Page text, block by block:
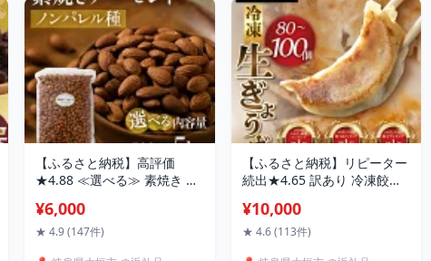
【ふるさと納税】高評価
★4.88 ≪選べる≫ 素焼き ア
定期便 3回 6回 12回 ノンパ
レル種 ロースト 焙煎 無塩 食
¥6,000
★ 4.9 (147件)
【ふるさと納税】リピーター
続出★4.65 訳あり 冷凍餃子
分け 20個 ぎょうざ ギョーザ
餃子 専門店 新家 セット 冷食
¥10,000
★ 4.6 (113件)